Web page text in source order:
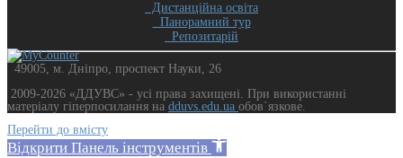
Дистанційна освіта
Панорамний тур
Репозитарій
49005, м. Дніпро, проспект Науки, 26
2009-2026 «ДДУВС» - усi права захищенi. При використанні
матеріалу гіперпосилання на dduvs.edu.ua обов`язкове.
Перейти до вмісту
Відкрити Панель інструментів